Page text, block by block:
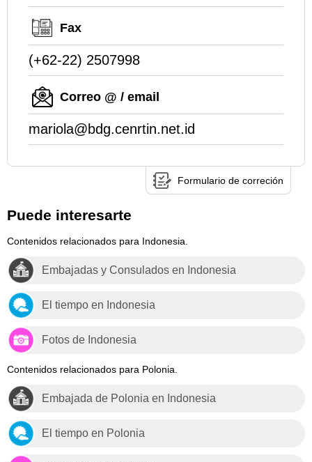
Fax
(+62-22) 2507998
Correo @ / email
mariola@bdg.cenrtin.net.id
Formulario de correción
Puede interesarte
Contenidos relacionados para Indonesia.
Embajadas y Consulados en Indonesia
El tiempo en Indonesia
Fotos de Indonesia
Contenidos relacionados para Polonia.
Embajada de Polonia en Indonesia
El tiempo en Polonia